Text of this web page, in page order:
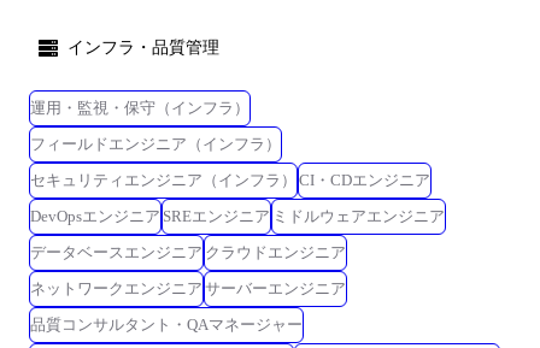
インフラ・品質管理
運用・監視・保守（インフラ）
フィールドエンジニア（インフラ）
セキュリティエンジニア（インフラ）
CI・CDエンジニア
DevOpsエンジニア SREエンジニア ミドルウェアエンジニア
データベースエンジニア クラウドエンジニア
ネットワークエンジニア サーバーエンジニア
品質コンサルタント・QAマネージャー